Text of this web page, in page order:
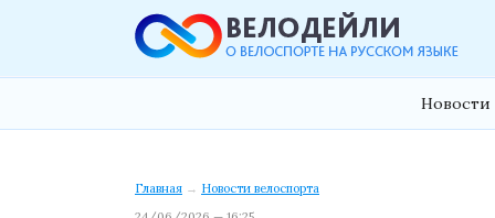
Новости
Главная → Новости велоспорта